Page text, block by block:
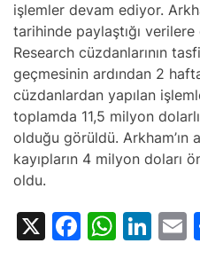
işlemler devam ediyor.
tarihinde paylaştığı
Research cüzdanlarının
geçmesinin ardından 2
cüzdanlardan yapılan
toplamda 11,5 milyon
olduğu görüldü. Arkham’ın
kayıpların 4 milyon doları
oldu.
X